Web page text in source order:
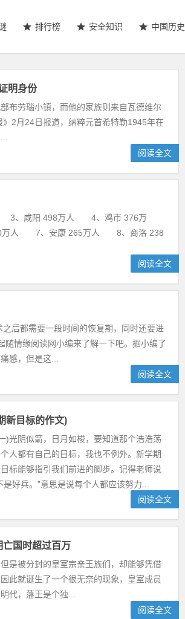
排行榜 安全知识 中国历史
明身份
布劳瑙小镇，而他的家族则来自瓦德维尔
月24日报道，纳粹元首希特勒1945年在
阅读全文
、咸阳 498万人 4、鸡市 376万
人 7、安康 265万人 8、商洛 238
阅读全文
后都需要一段时间的恢复期，同时还要进
情缘阅读网小编来了解一下吧。据小编了
感，但是这...
阅读全文
新目标的作文)
)光阴似箭，日月如梭，要知道那个浩浩荡
人都有自己的目标，我也不例外。新学期
标能够指引我们前进的脚步。记得老师说
好兵。”意思是说每个人都应该努力...
阅读全文
亡国时超过百万
是被分封的皇室宗亲王族们，却能够凭借
此就诞生了一个很无奈的现象，皇室成员
代，藩王是个独...
阅读全文